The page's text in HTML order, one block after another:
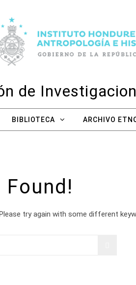
de
BIBLIOTECA ARCHIVO
try again with some different